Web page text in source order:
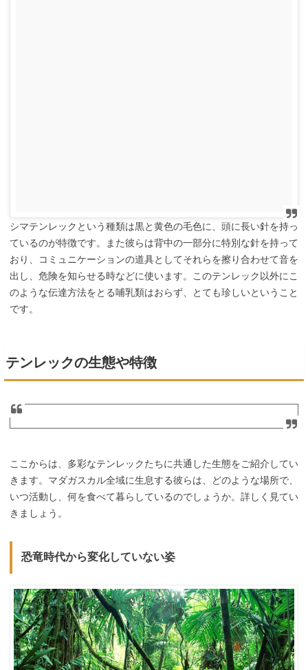
シマテンレックという種類は黒と黄色の毛色に、頭に長い針を持っ
ているのが特徴です。また彼らは背中の一部分に特別な針を持って
おり、コミュニケーションの道具としてそれらを擦り合わせて音を
出し、危険を知らせる時などに使います。このテンレック以外にこ
のような伝達方法をとる哺乳類はおらず、とても珍しいということ
です。
テンレックの生態や特徴
ここからは、多彩なテンレックたちに共通した生態をご紹介してい
きます。マダガスカル全域に生息する彼らは、どのような場所で、
いつ活動し、何を食べて暮らしているのでしょうか。詳しく見てい
きましょう。
恐竜時代から変化していない姿